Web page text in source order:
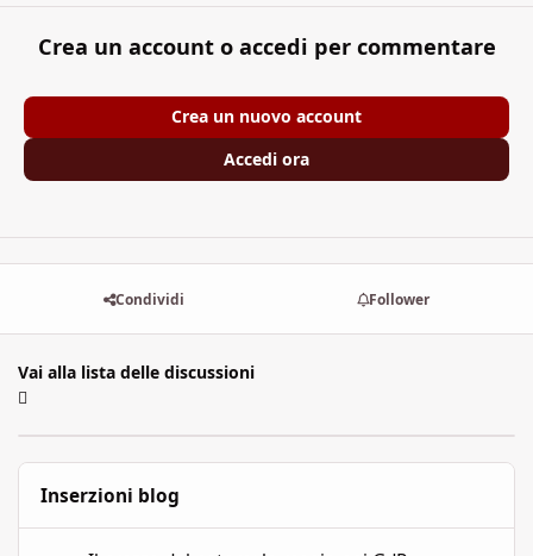
Crea un account o accedi per commentare
Crea un nuovo account
Accedi ora
Condividi Follower
Vai alla lista delle discussioni
Inserzioni blog